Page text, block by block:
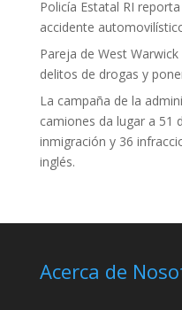
Policía Estatal RI
accidente
Pareja de West
delitos de drogas y
La campaña de la
camiones da lugar a 51
inmigración y 36
inglés.
Acerca de